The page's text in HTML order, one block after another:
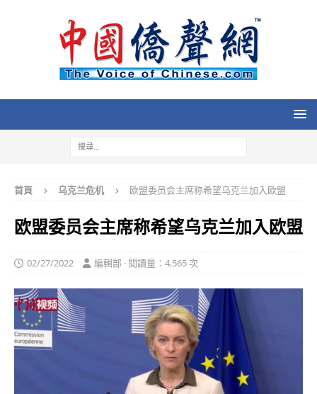
首頁 乌克兰危机 欧盟委员会主席称希望乌克兰加入欧盟
欧盟委员会主席称希望乌克兰加入欧盟
02/27/2022 編輯部 · 閱讀量：4,565 次